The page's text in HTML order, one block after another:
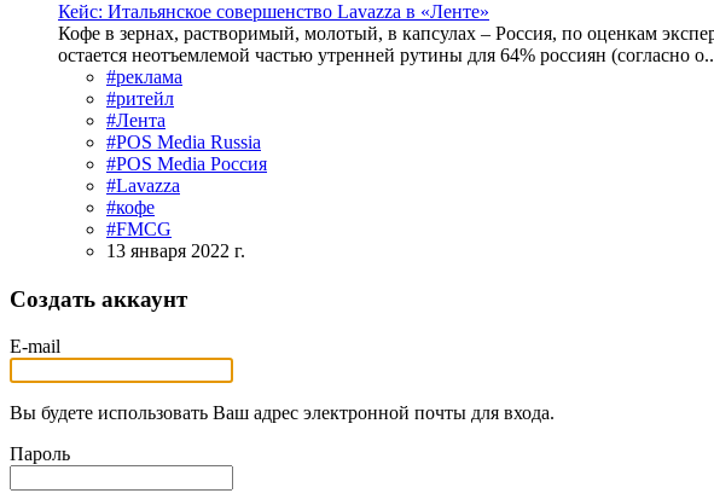
Кейс: Итальянское совершенство Lavazza в «Ленте»
Кофе в зернах, растворимый, молотый, в капсулах – Россия, по оценкам
остается неотъемлемой частью утренней рутины для 64% россиян (согласно
#реклама
#ритейл
#Лента
#POS Media Russia
#POS Media Россия
#Lavazza
#кофе
#FMCG
13 января 2022 г.
Создать аккаунт
E-mail
Вы будете использовать Ваш адрес электронной почты для входа.
Пароль